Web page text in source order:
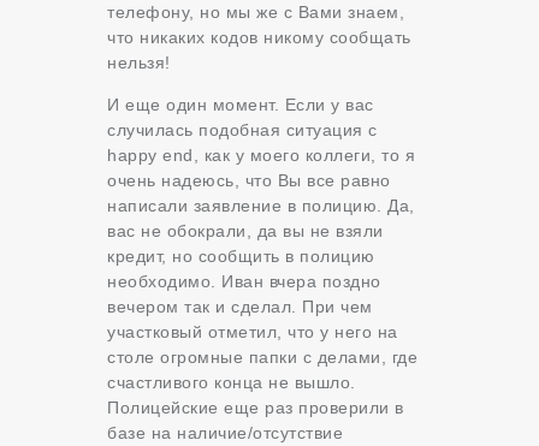
телефону, но мы же с Вами знаем,
что никаких кодов никому сообщать
нельзя!
И еще один момент. Если у вас
случилась подобная ситуация с
happy end, как у моего коллеги, то я
очень надеюсь, что Вы все равно
написали заявление в полицию. Да,
вас не обокрали, да вы не взяли
кредит, но сообщить в полицию
необходимо. Иван вчера поздно
вечером так и сделал. При чем
участковый отметил, что у него на
столе огромные папки с делами, где
счастливого конца не вышло.
Полицейские еще раз проверили в
базе на наличие/отсутствие